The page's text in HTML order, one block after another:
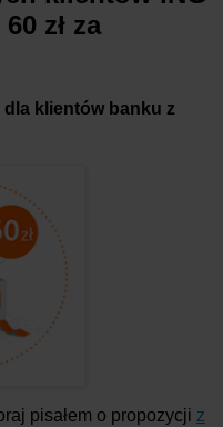
zł za
klientów banku z
pisałem o propozycji z